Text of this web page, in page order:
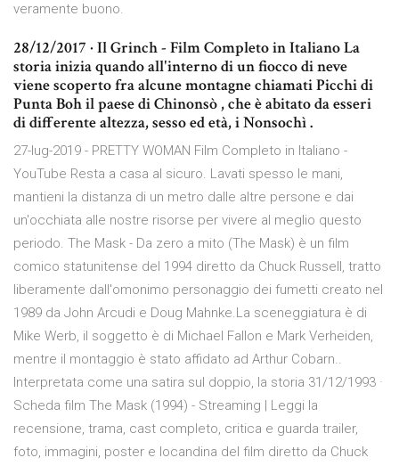
veramente buono.
28/12/2017 · Il Grinch - Film Completo in Italiano La
storia inizia quando all'interno di un fiocco di neve
viene scoperto fra alcune montagne chiamati Picchi di
Punta Boh il paese di Chinonsò , che è abitato da esseri
di differente altezza, sesso ed età, i Nonsochì .
27-lug-2019 - PRETTY WOMAN Film Completo in Italiano -
YouTube Resta a casa al sicuro. Lavati spesso le mani,
mantieni la distanza di un metro dalle altre persone e dai
un'occhiata alle nostre risorse per vivere al meglio questo
periodo. The Mask - Da zero a mito (The Mask) è un film
comico statunitense del 1994 diretto da Chuck Russell, tratto
liberamente dall'omonimo personaggio dei fumetti creato nel
1989 da John Arcudi e Doug Mahnke.La sceneggiatura è di
Mike Werb, il soggetto è di Michael Fallon e Mark Verheiden,
mentre il montaggio è stato affidato ad Arthur Cobarn..
Interpretata come una satira sul doppio, la storia 31/12/1993 ·
Scheda film The Mask (1994) - Streaming | Leggi la
recensione, trama, cast completo, critica e guarda trailer,
foto, immagini, poster e locandina del film diretto da Chuck